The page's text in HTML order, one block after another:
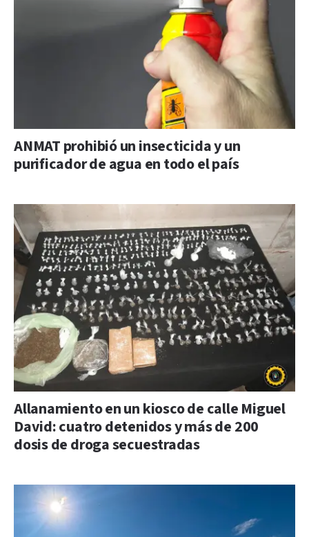
ANMAT prohibió un insecticida y un
purificador de agua en todo el país
Allanamiento en un kiosco de calle Miguel
David: cuatro detenidos y más de 200
dosis de droga secuestradas